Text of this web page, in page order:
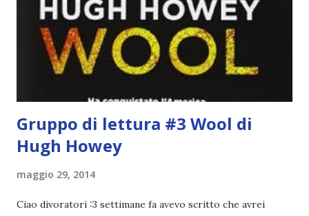
era inserirmi fra i coetanei. Fu soprattutto perché come
statura sovrastavo tutti gli altri giocatori se quell'anno per
un pelo non entrai nella formazione ufficiale. Qu...
Gruppo di lettura #3 Wool di
Hugh Howey
maggio 29, 2014
Ciao divoratori :3 settimane fa avevo scritto che avrei